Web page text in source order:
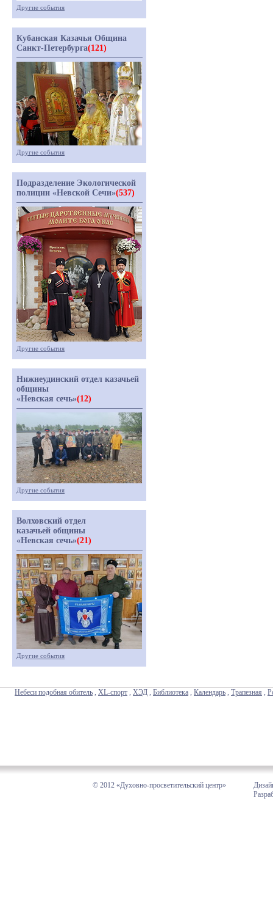
Другие события
Кубанская Казачья Община
Санкт-Петербурга(121)
Другие события
Подразделение Экологической
полиции «Невской Сечи»(537)
Другие события
Нижнеудинский отдел казачьей
общины
«Невская сечь»(12)
Другие события
Волховский отдел
казачьей общины
«Невская сечь»(21)
Другие события
Небеси подобная обитель , XL-спорт , ХЭД , Библиотека , Календарь , Трапезная ,
© 2012 «Духовно-просветительский центр»